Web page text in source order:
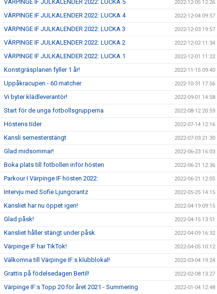
VÄRPINGE IF JULKALENDER 2022: LUCKA 5 2022-12-05 12:26
VÄRPINGE IF JULKALENDER 2022: LUCKA 4 2022-12-04 09:57
VÄRPINGE IF JULKALENDER 2022: LUCKA 3 2022-12-03 19:57
VÄRPINGE IF JULKALENDER 2022: LUCKA 2 2022-12-02 11:34
VÄRPINGE IF JULKALENDER 2022: LUCKA 1 2022-12-01 11:22
Konstgräsplanen fyller 1 år! 2022-11-15 09:40
Uppåkracupen - 60 matcher 2022-10-31 17:56
Vi byter klädleverantör! 2022-09-01 14:58
Start för de unga fotbollsgrupperna 2022-08-12 20:59
Höstens tider 2022-07-14 12:16
Kansli semesterstängt 2022-07-03 21:30
Glad midsommar! 2022-06-23 16:03
Boka plats till fotbollen inför hösten 2022-06-21 12:36
Parkour I Värpinge IF hösten 2022: 2022-06-21 12:05
Intervju med Sofie Ljungcrantz 2022-05-25 14:15
Kansliet har nu öppet igen! 2022-04-19 09:15
Glad påsk! 2022-04-15 13:51
Kansliet håller stängt under påsk 2022-04-09 16:32
Värpinge IF har TikTok! 2022-04-05 10:12
Välkomna till Värpinge IF:s klubblokal! 2022-03-04 19:24
Grattis på födelsedagen Bertil! 2022-02-08 13:27
Värpinge IF:s Topp 20 för året 2021 - Summering 2022-01-04 12:48